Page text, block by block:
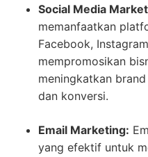
Social Media
memanfaatkan
Facebook,
mempromosikan
meningkatkan
dan konversi.
Email Marketing:
yang efektif untuk